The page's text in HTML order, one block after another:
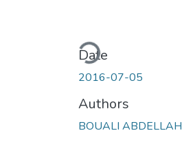
Loading...
Date
2016-07-05
Authors
BOUALI ABDELLAH